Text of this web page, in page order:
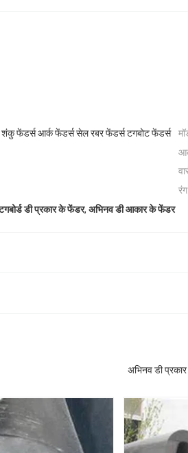
फेंडर्स आर्क फेंडर्स सेल रबर फेंडर्स टगबोट फेंडर्स
रंग:
डी प्रकार के फेंडर, अभिनव डी आकार के फेंडर
अभिनव डी